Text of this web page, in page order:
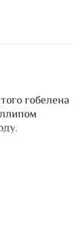
гобелена